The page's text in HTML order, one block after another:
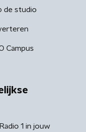
de studio
Campus
1 in jouw